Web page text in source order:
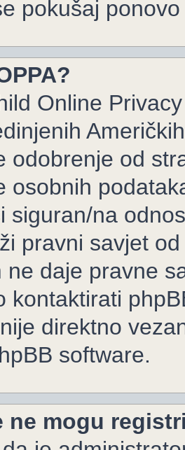
pokušaj
Online
odobrenje od
osobnih
siguran/na
pravni savjet
ne daje pravne
kontaktirati
direktno
software.
ne mogu